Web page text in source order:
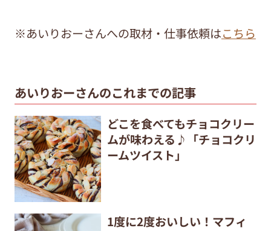
※あいりおーさんへの取材・仕事依頼はこちら
あいりおーさんのこれまでの記事
どこを食べてもチョコクリー
ムが味わえる♪「チョコクリ
ームツイスト」
1度に2度おいしい！マフィ